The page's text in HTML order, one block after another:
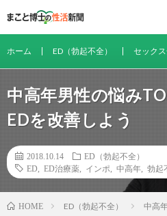
ホーム ED（勃起不全） セック
中高年男性の悩み
EDを改善しよう
2018.10.14
ED（勃起不全）
ED
ED治療薬 インポ 中高年 勃起
HOME ED（勃起不全） 中高